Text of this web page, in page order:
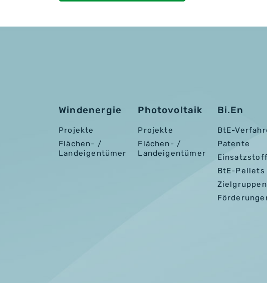
Windenergie
Projekte
Flächen- /
Landeigentümer
Photovoltaik
Projekte
Flächen- /
Landeigentümer
Bi.En
BtE-
Patente
BtE-Pellets
Zielgruppen